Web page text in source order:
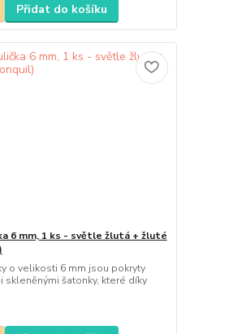
Přidat do košíku
6 mm, 1 ks - světle žlutá + žluté
o velikosti 6 mm jsou pokryty
skleněnými šatonky, které díky